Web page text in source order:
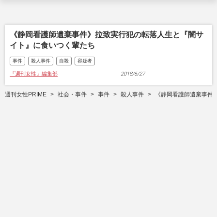
《静岡看護師遺棄事件》拉致実行犯の転落人生と『闇サ
イト』に食いつく輩たち
事件 殺人事件 自殺 容疑者
『週刊女性』編集部 2018/6/27
週刊女性PRIME 社会・事件 事件 殺人事件 《静岡看護師遺棄事